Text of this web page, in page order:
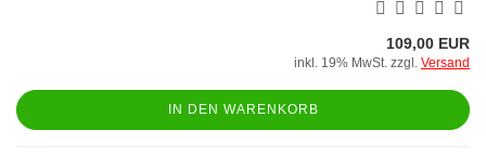
109,00 EUR
inkl. 19% MwSt. zzgl. Versand
IN DEN WARENKORB